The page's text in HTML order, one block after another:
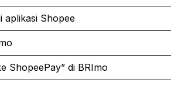
aplikasi Shopee
ShopeePay” di BRImo